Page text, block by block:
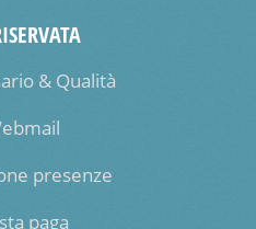
& Qualità
presenze
paga